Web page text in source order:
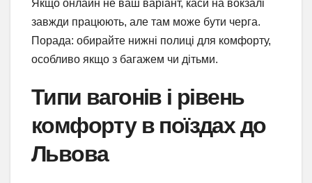
Якщо онлайн не ваш варіант, каси на вокзалі
завжди працюють, але там може бути черга.
Порада: обирайте нижні полиці для комфорту,
особливо якщо з багажем чи дітьми.
Типи вагонів і рівень
комфорту в поїздах до
Львова